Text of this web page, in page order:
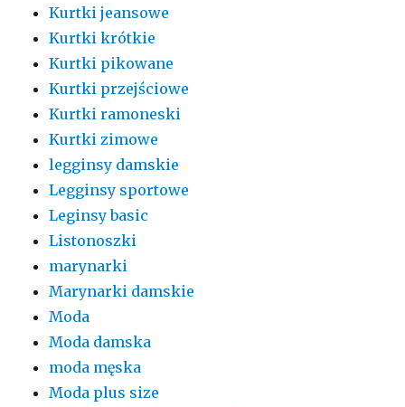
Kurtki jeansowe
Kurtki krótkie
Kurtki pikowane
Kurtki przejściowe
Kurtki ramoneski
Kurtki zimowe
legginsy damskie
Legginsy sportowe
Leginsy basic
Listonoszki
marynarki
Marynarki damskie
Moda
Moda damska
moda męska
Moda plus size